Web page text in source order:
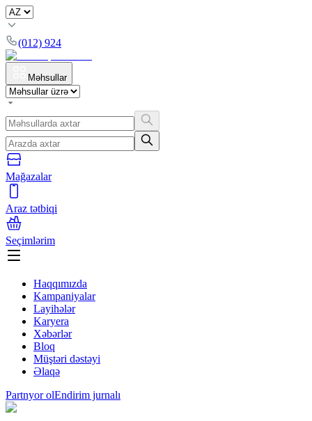
(012) 924
Məhsullar
Mağazalar
Araz tətbiqi
Seçimlərim
Haqqımızda
Kampaniyalar
Layihələr
Karyera
Xəbərlər
Bloq
Müştəri dəstəyi
Əlaqə
Partnyor olEndirim jurnalı